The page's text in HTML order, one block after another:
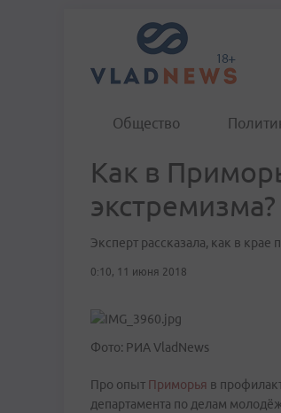
Общество
Как в
экстремизма?
Эксперт рассказала, как в
0:10, 11 июня 2018
Фото: РИА VladNews
Про опыт Приморья в
департамента по делам